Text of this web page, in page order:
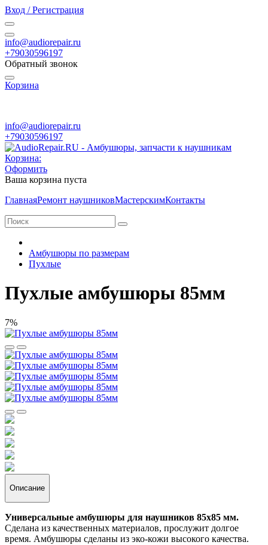
Вход / Регистрация
info@audiorepair.ru
+79030596197
Обратный звонок
Корзина
info@audiorepair.ru
+79030596197
Корзина:
Оформить
Ваша корзина пуста
ГлавнаяРемонт наушниковМастерскимКонтакты
Амбушюры по размерам
Пухлые
Пухлые амбушюры 85мм
7%
Описание
Универсальные амбушюры для наушников 85х85 мм.
Сделана из качественных материалов, прослужит долгое
время. Амбушюры сделаны из эко-кожи высокого качества.